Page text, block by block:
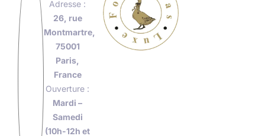
Adresse :
26, rue
Montmartre,
75001
Paris,
France
Ouverture :
Mardi –
Samedi
(10h-12h et